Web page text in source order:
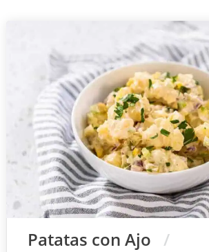
Patatas con Ajo